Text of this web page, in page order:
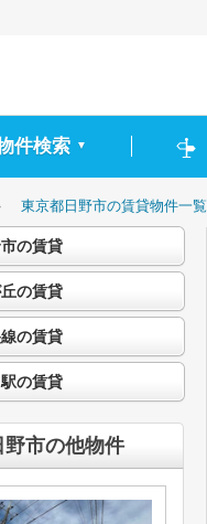
件検索 ▼
東京都日野市の賃貸物件一覧
市の賃貸
の賃貸
の賃貸
の賃貸
野市の他物件